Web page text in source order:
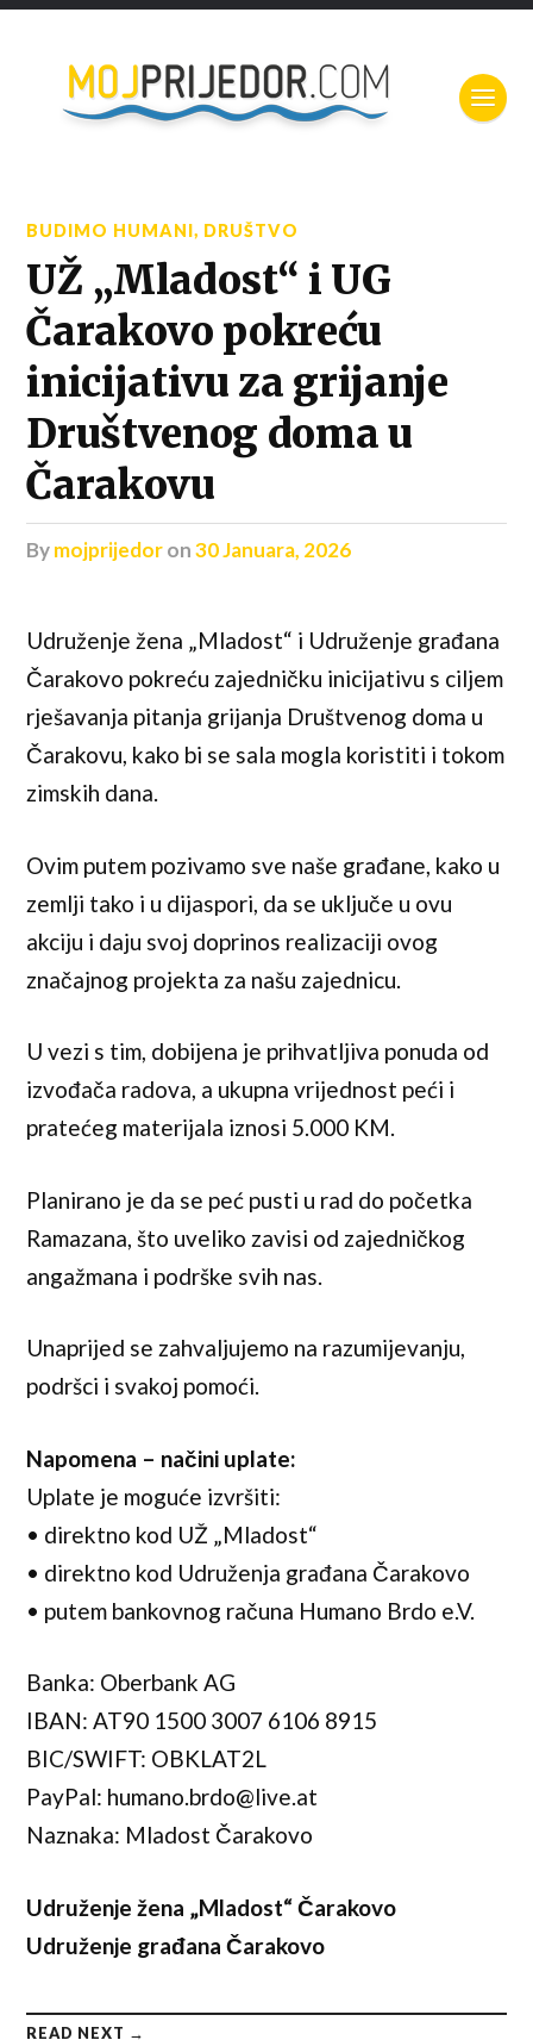
BUDIMO HUMANI, DRUŠTVO
UŽ „Mladost“ i UG
Čarakovo pokreću
inicijativu za grijanje
Društvenog doma u
Čarakovu
bymojprijedoron30 Januara, 2026
Udruženje žena „Mladost“ i Udruženje građana
Čarakovo pokreću zajedničku inicijativu s ciljem
rješavanja pitanja grijanja Društvenog doma u
Čarakovu, kako bi se sala mogla koristiti i tokom
zimskih dana.
Ovim putem pozivamo sve naše građane, kako u
zemlji tako i u dijaspori, da se uključe u ovu
akciju i daju svoj doprinos realizaciji ovog
značajnog projekta za našu zajednicu.
U vezi s tim, dobijena je prihvatljiva ponuda od
izvođača radova, a ukupna vrijednost peći i
pratećeg materijala iznosi 5.000 KM.
Planirano je da se peć pusti u rad do početka
Ramazana, što uveliko zavisi od zajedničkog
angažmana i podrške svih nas.
Unaprijed se zahvaljujemo na razumijevanju,
podršci i svakoj pomoći.
Napomena – načini uplate:
Uplate je moguće izvršiti:
• direktno kod UŽ „Mladost“
• direktno kod Udruženja građana Čarakovo
• putem bankovnog računa Humano Brdo e.V.
Banka: Oberbank AG
IBAN: AT90 1500 3007 6106 8915
BIC/SWIFT: OBKLAT2L
PayPal: humano.brdo@live.at
Naznaka: Mladost Čarakovo
Udruženje žena „Mladost“ Čarakovo
Udruženje građana Čarakovo
READ NEXT →